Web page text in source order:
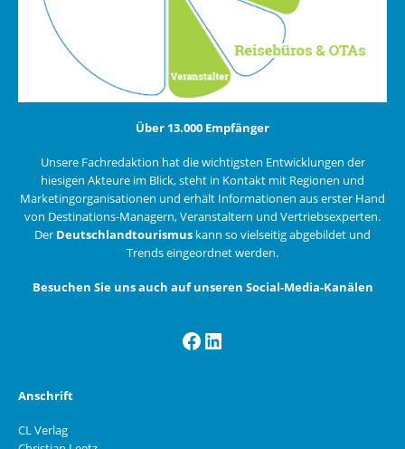
Über 13.000 Empfänger
Unsere Fachredaktion hat die wichtigsten Entwicklungen der
hiesigen Akteure im Blick, steht in Kontakt mit Regionen und
Marketingorganisationen und erhält Informationen aus erster Hand
von Destinations-Managern, Veranstaltern und Vertriebsexperten.
Der Deutschlandtourismus kann so vielseitig abgebildet und
Trends eingeordnet werden.
Besuchen Sie uns auch auf unseren Social-Media-Kanälen
Facebook
LinkedIn
Anschrift
CL Verlag